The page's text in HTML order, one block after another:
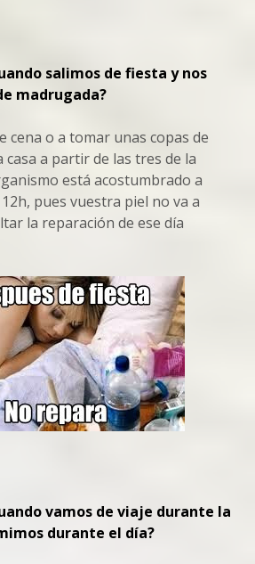
salimos de fiesta y nos
madrugada?
cena o a tomar unas copas de
casa a partir de las tres de la
está acostumbrado a
pues vuestra piel no va a
la reparación de ese día
vamos de viaje durante la
durante el día?